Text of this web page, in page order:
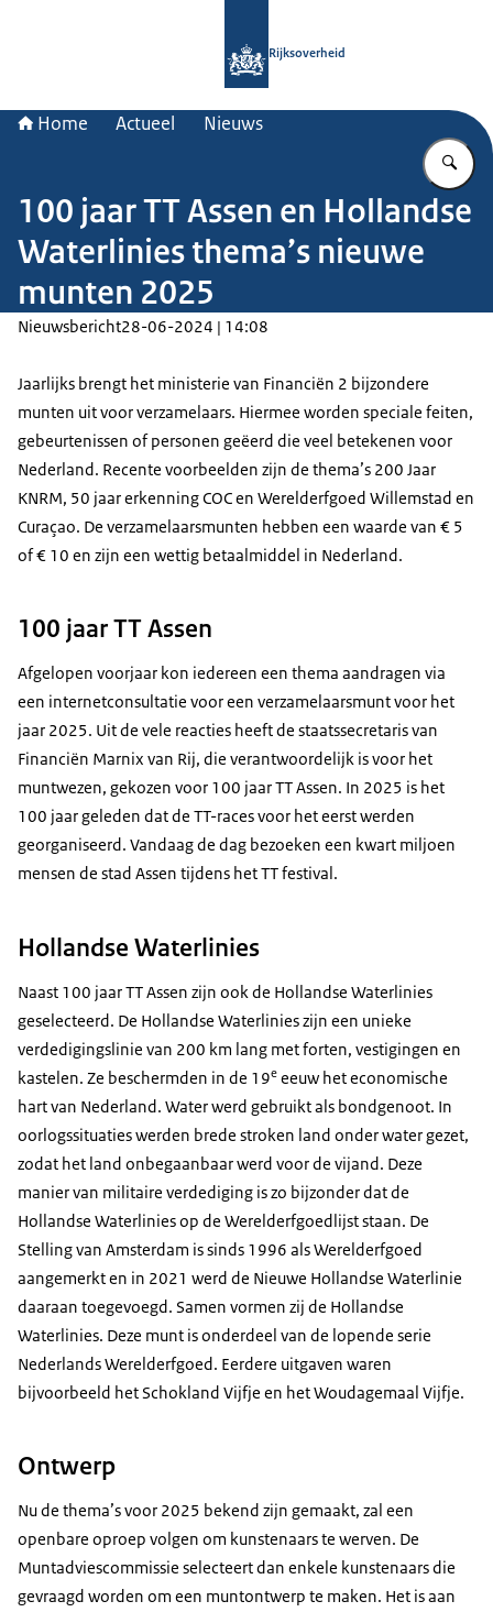
Rijksoverheid
Home Actueel Nieuws
100 jaar TT Assen en Hollandse
Waterlinies thema’s nieuwe
munten 2025
Nieuwsbericht28-06-2024 | 14:08
Jaarlijks brengt het ministerie van Financiën 2 bijzondere
munten uit voor verzamelaars. Hiermee worden speciale feiten,
gebeurtenissen of personen geëerd die veel betekenen voor
Nederland. Recente voorbeelden zijn de thema’s 200 Jaar
KNRM, 50 jaar erkenning COC en Werelderfgoed Willemstad en
Curaçao. De verzamelaarsmunten hebben een waarde van € 5
of € 10 en zijn een wettig betaalmiddel in Nederland.
100 jaar TT Assen
Afgelopen voorjaar kon iedereen een thema aandragen via
een internetconsultatie voor een verzamelaarsmunt voor het
jaar 2025. Uit de vele reacties heeft de staatssecretaris van
Financiën Marnix van Rij, die verantwoordelijk is voor het
muntwezen, gekozen voor 100 jaar TT Assen. In 2025 is het
100 jaar geleden dat de TT-races voor het eerst werden
georganiseerd. Vandaag de dag bezoeken een kwart miljoen
mensen de stad Assen tijdens het TT festival.
Hollandse Waterlinies
Naast 100 jaar TT Assen zijn ook de Hollandse Waterlinies
geselecteerd. De Hollandse Waterlinies zijn een unieke
verdedigingslinie van 200 km lang met forten, vestigingen en
kastelen. Ze beschermden in de 19e eeuw het economische
hart van Nederland. Water werd gebruikt als bondgenoot. In
oorlogssituaties werden brede stroken land onder water gezet,
zodat het land onbegaanbaar werd voor de vijand. Deze
manier van militaire verdediging is zo bijzonder dat de
Hollandse Waterlinies op de Werelderfgoedlijst staan. De
Stelling van Amsterdam is sinds 1996 als Werelderfgoed
aangemerkt en in 2021 werd de Nieuwe Hollandse Waterlinie
daaraan toegevoegd. Samen vormen zij de Hollandse
Waterlinies. Deze munt is onderdeel van de lopende serie
Nederlands Werelderfgoed. Eerdere uitgaven waren
bijvoorbeeld het Schokland Vijfje en het Woudagemaal Vijfje.
Ontwerp
Nu de thema’s voor 2025 bekend zijn gemaakt, zal een
openbare oproep volgen om kunstenaars te werven. De
Muntadviescommissie selecteert dan enkele kunstenaars die
gevraagd worden om een muntontwerp te maken. Het is aan